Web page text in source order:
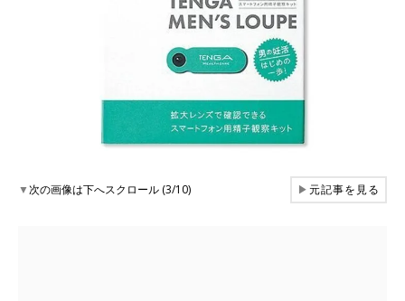
▼次の画像は下へスクロール (3/10) ▶元記事を見る